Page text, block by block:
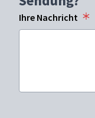
Ihre Nachricht